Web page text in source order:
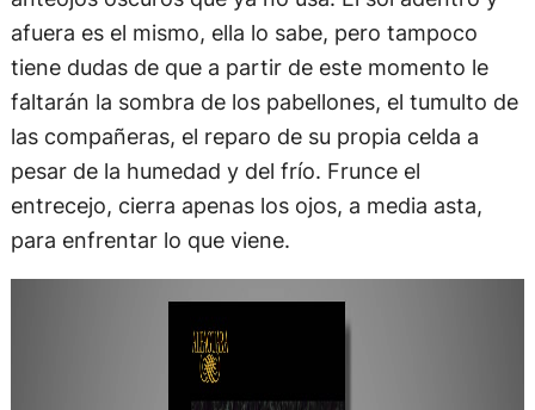
afuera es el mismo, ella lo sabe, pero tampoco
tiene dudas de que a partir de este momento le
faltarán la sombra de los pabellones, el tumulto de
las compañeras, el reparo de su propia celda a
pesar de la humedad y del frío. Frunce el
entrecejo, cierra apenas los ojos, a media asta,
para enfrentar lo que viene.